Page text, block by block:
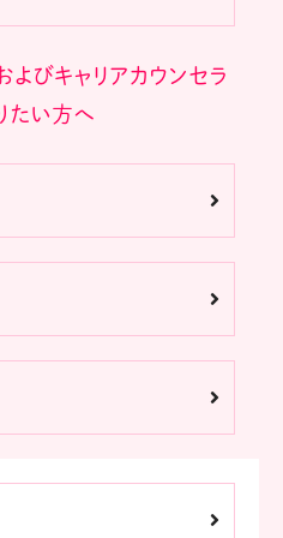
よびキャリアカウンセラ
たい方へ